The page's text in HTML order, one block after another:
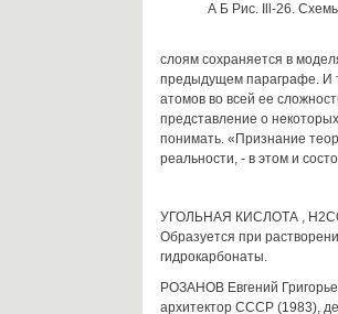
А Б Рис. Ill-26. Схемы
слоям сохраняется в
предыдущем параграфе. И
атомов во всей ее
представление о
понимать. «Признание
реальности, - в этом и
УГОЛЬНАЯ КИСЛОТА ,
Образуется при
гидрокарбонаты.
РОЗАНОВ Евгений
архитектор СССР (1983),